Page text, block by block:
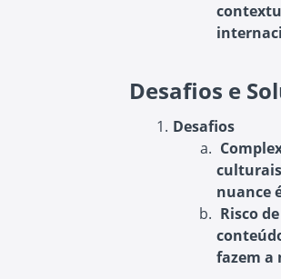
Desafios e
Desafios
nuance
Risco
fazem a